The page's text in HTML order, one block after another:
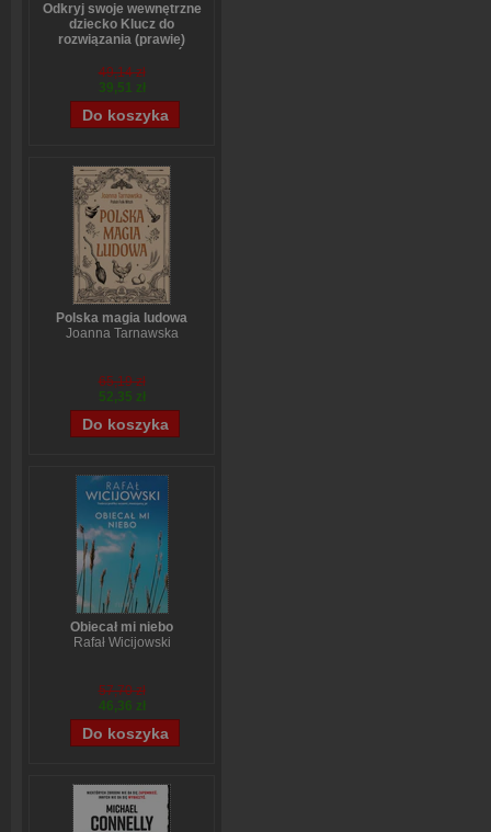
Odkryj swoje wewnętrzne
dziecko Klucz do
rozwiązania (prawie)
Stefanie Stahl
49,14 zł
39,51 zł
Polska magia ludowa
Joanna Tarnawska
65,19 zł
52,35 zł
Obiecał mi niebo
Rafał Wicijowski
57,70 zł
46,36 zł